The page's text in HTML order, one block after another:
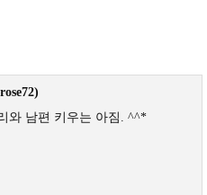
와 남편 키우는 아짐. ^^*